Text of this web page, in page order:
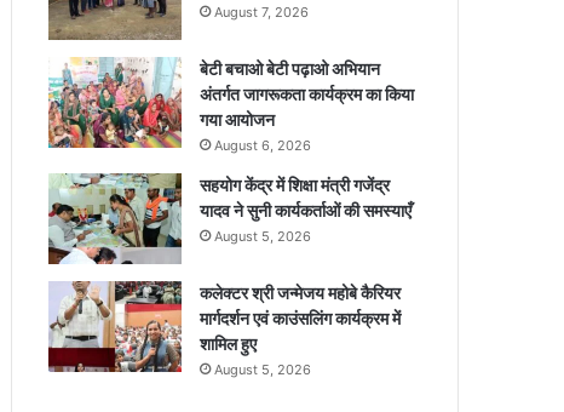
August 7, 2026
बेटी बचाओ बेटी पढ़ाओ अभियान
अंतर्गत जागरूकता कार्यक्रम का किया
गया आयोजन
August 6, 2026
सहयोग केंद्र में शिक्षा मंत्री गजेंद्र
यादव ने सुनी कार्यकर्ताओं की समस्याएँ
August 5, 2026
कलेक्टर श्री जन्मेजय महोबे कैरियर
मार्गदर्शन एवं काउंसलिंग कार्यक्रम में
शामिल हुए
August 5, 2026